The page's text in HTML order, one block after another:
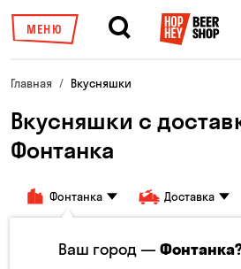
МЕНЮ
Главная Вкусняшки
Вкусняшки c
Фонтанка
Фонтанка Доставка
Все товары Мясо Рыба
Ваш город —